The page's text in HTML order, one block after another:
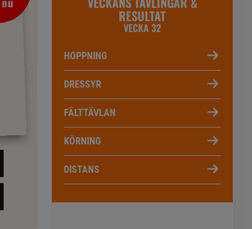
RESULTAT
VECKA 32
HOPPNING
DRESSYR
FÄLTTÄVLAN
KÖRNING
DISTANS